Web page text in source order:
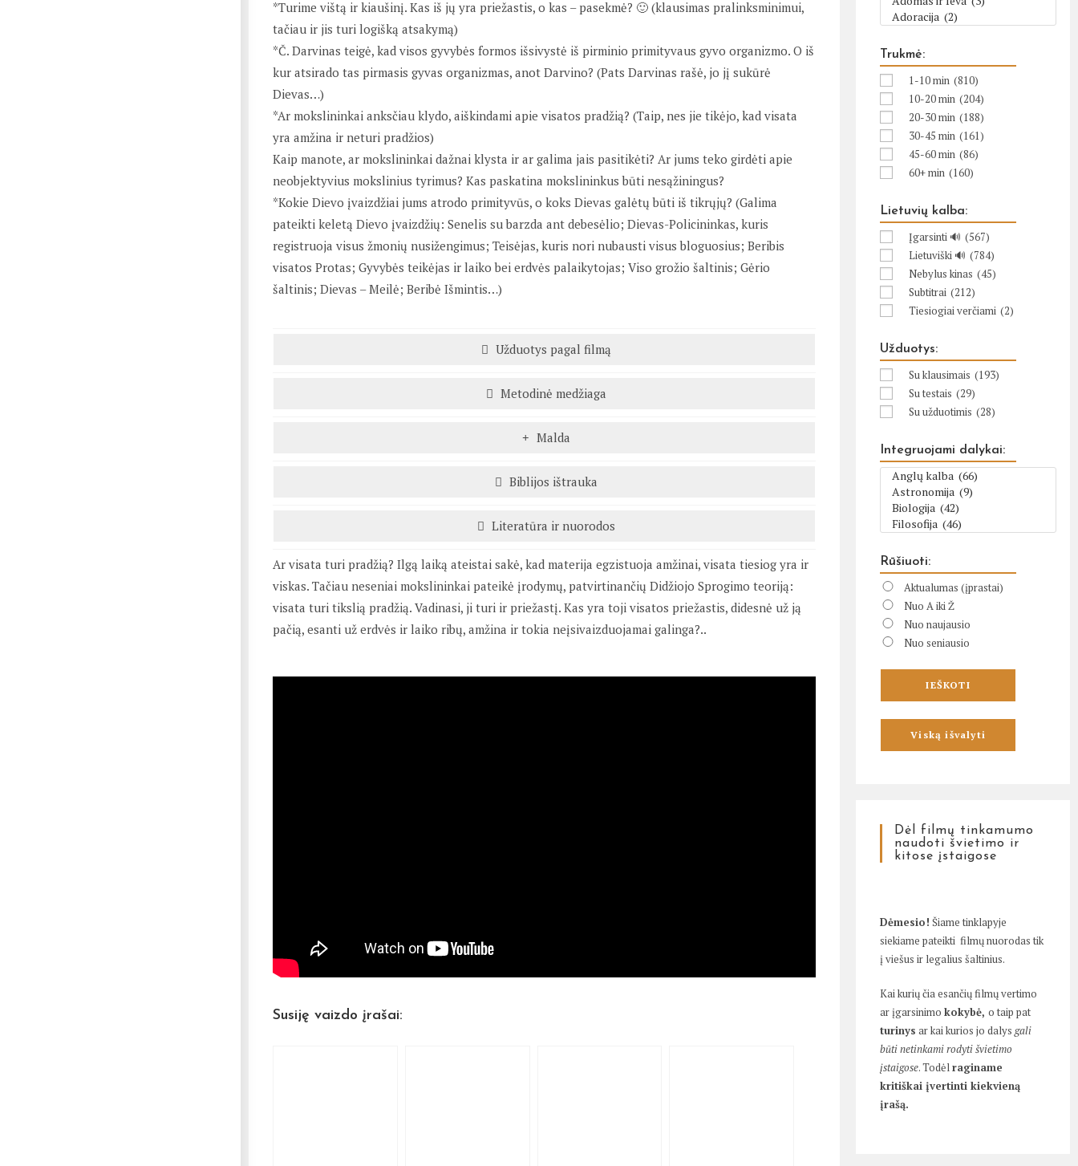
*Turime vištą ir kiaušinį. Kas iš jų yra priežastis, o kas – pasekmė? 🙂 (klausimas pralinksminimui,
tačiau ir jis turi logišką atsakymą)
*Č. Darvinas teigė, kad visos gyvybės formos išsivystė iš pirminio primityvaus gyvo organizmo. O iš
kur atsirado tas pirmasis gyvas organizmas, anot Darvino? (Pats Darvinas rašė, jo jį sukūrė
Dievas…)
*Ar mokslininkai anksčiau klydo, aiškindami apie visatos pradžią? (Taip, nes jie tikėjo, kad visata
yra amžina ir neturi pradžios)
Kaip manote, ar mokslininkai dažnai klysta ir ar galima jais pasitikėti? Ar jums teko girdėti apie
neobjektyvius mokslinius tyrimus? Kas paskatina mokslininkus būti nesąžiningus?
*Kokie Dievo įvaizdžiai jums atrodo primityvūs, o koks Dievas galėtų būti iš tikrųjų? (Galima
pateikti keletą Dievo įvaizdžių: Senelis su barzda ant debesėlio; Dievas-Policininkas, kuris
registruoja visus žmonių nusižengimus; Teisėjas, kuris nori nubausti visus bloguosius; Beribis
visatos Protas; Gyvybės teikėjas ir laiko bei erdvės palaikytojas; Viso grožio šaltinis; Gėrio
šaltinis; Dievas – Meilė; Beribė Išmintis…)
Užduotys pagal filmą
Metodinė medžiaga
Malda
Biblijos ištrauka
Literatūra ir nuorodos
Ar visata turi pradžią? Ilgą laiką ateistai sakė, kad materija egzistuoja amžinai, visata tiesiog yra ir
viskas. Tačiau neseniai mokslininkai pateikė įrodymų, patvirtinančių Didžiojo Sprogimo teoriją:
visata turi tikslią pradžią. Vadinasi, ji turi ir priežastį. Kas yra toji visatos priežastis, didesnė už ją
pačią, esanti už erdvės ir laiko ribų, amžina ir tokia neįsivaizduojamai galinga?..
Susiję vaizdo įrašai:
Trukmė:
1-10 min (810)
10-20 min (204)
20-30 min (188)
30-45 min (161)
45-60 min (86)
60+ min (160)
Lietuvių kalba:
Įgarsinti 🔊 (567)
Lietuviški 🔊 (784)
Nebylus kinas (45)
Subtitrai (212)
Tiesiogiai verčiami (2)
Užduotys:
Su klausimais (193)
Su testais (29)
Su užduotimis (28)
Integruojami dalykai:
Rūšiuoti:
Aktualumas (įprastai)
Nuo A iki Ž
Nuo naujausio
Nuo seniausio
Dėl filmų tinkamumo
naudoti švietimo ir
kitose įstaigose
Dėmesio! Šiame tinklapyje
siekiame pateikti filmų nuorodas tik
į viešus ir legalius šaltinius.
Kai kurių čia esančių filmų vertimo
ar įgarsinimokokybė,o taip pat
turinys ar kai kurios jo dalysgali
būti netinkami rodyti švietimo
įstaigose. Todėlraginame
kritiškai įvertinti kiekvieną
įrašą.